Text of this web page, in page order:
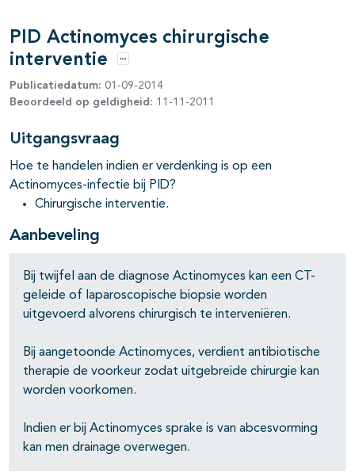
PID Actinomyces chirurgische
interventie
Opties
Publicatiedatum: 01-09-2014
Beoordeeld op geldigheid: 11-11-2011
Uitgangsvraag
Hoe te handelen indien er verdenking is op een
Actinomyces-infectie bij PID?
Chirurgische interventie.
Aanbeveling
Bij twijfel aan de diagnose Actinomyces kan een CT-
geleide of laparoscopische biopsie worden
uitgevoerd alvorens chirurgisch te interveniëren.
Bij aangetoonde Actinomyces, verdient antibiotische
therapie de voorkeur zodat uitgebreide chirurgie kan
worden voorkomen.
Indien er bij Actinomyces sprake is van abcesvorming
kan men drainage overwegen.